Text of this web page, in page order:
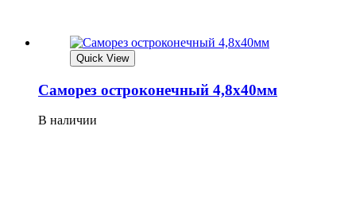
Quick View
Саморез остроконечный 4,8х40мм
В наличии